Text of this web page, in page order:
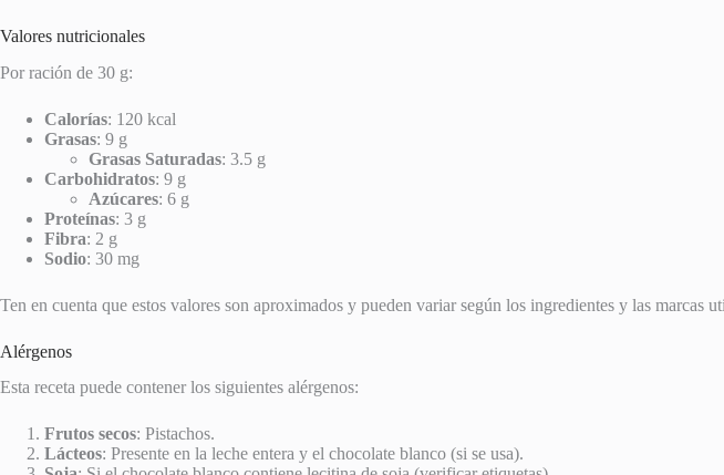
Valores nutricionales
Por ración de 30 g:
Calorías: 120 kcal
Grasas: 9 g
Grasas Saturadas: 3.5 g
Carbohidratos: 9 g
Azúcares: 6 g
Proteínas: 3 g
Fibra: 2 g
Sodio: 30 mg
Ten en cuenta que estos valores son aproximados y pueden variar según los ingredientes y las marcas
Alérgenos
Esta receta puede contener los siguientes alérgenos:
Frutos secos: Pistachos.
Lácteos: Presente en la leche entera y el chocolate blanco (si se usa).